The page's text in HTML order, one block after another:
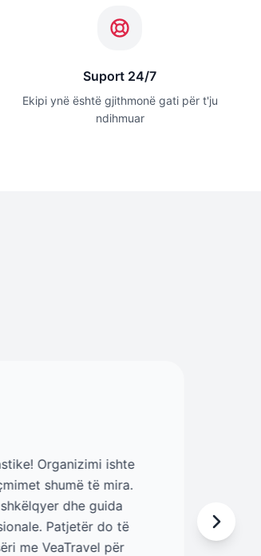
Suport 24/7
Ekipi ynë është gjithmonë gati për t'ju
ndihmuar
Organizimi ishte
shumë të mira.
dhe guida
Patjetër do të
me VeaTravel për